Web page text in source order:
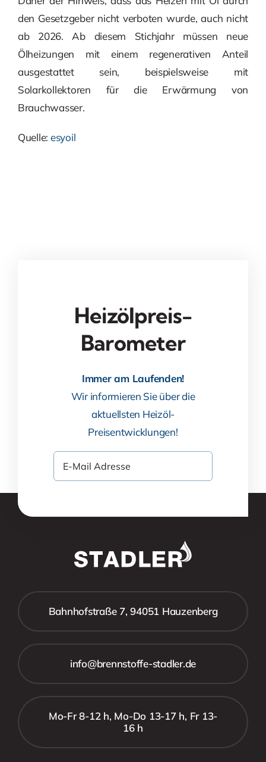
den Gesetzgeber nicht verboten wurde, auch nicht
ab 2026. Ab diesem Stichjahr müssen neue
Ölheizungen mit einem regenerativen Anteil
ausgestattet sein, beispielsweise mit
Solarkollektoren für die Erwärmung von
Brauchwasser.
Quelle: esyoil
Heizölpreis-
Barometer
Immer am Laufenden!
Wir informieren Sie über die
aktuellsten Heizöl-
Preisentwicklungen!
Bahnhofstraße 7, 94051 Hauzenberg
info@brennstoffe-stadler.de
Mo-Fr 8-12 h, Mo-Do 13-17 h, Fr 13-
16 h